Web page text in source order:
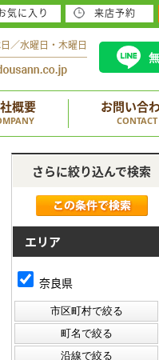
／水曜日・木曜日
概要 お問い合
CONTACT
さらに絞り込んで検索
エリア
奈良県
気に入り 来店予約